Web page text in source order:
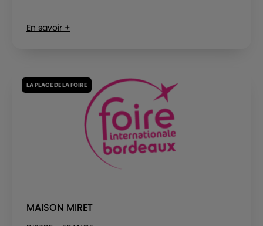
En savoir +
LA PLACE DE LA FOIRE
MAISON MIRET